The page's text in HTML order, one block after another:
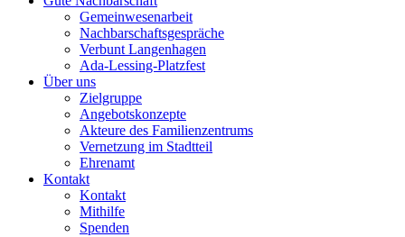
Gemeinwesenarbeit
Nachbarschaftsgespräche
Verbunt Langenhagen
Ada-Lessing-Platzfest
Über uns
Zielgruppe
Angebotskonzepte
Akteure des Familienzentrums
Vernetzung im Stadtteil
Ehrenamt
Kontakt
Kontakt
Mithilfe
Spenden